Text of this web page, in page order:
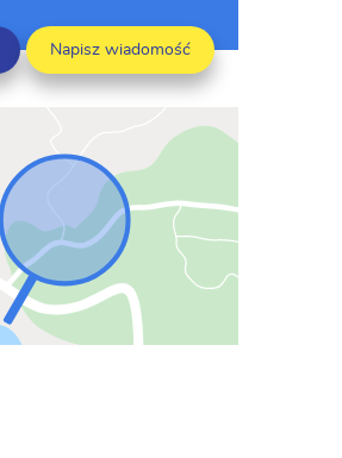
Napisz wiadomość